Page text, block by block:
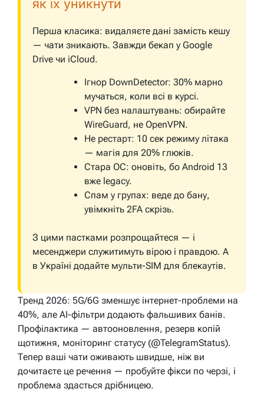
як їх уникнути
Перша класика: видаляєте дані замість кешу
— чати зникають. Завжди бекап у Google
Drive чи iCloud.
Ігнор DownDetector: 30% марно
мучаться, коли всі в курсі.
VPN без налаштувань: обирайте
WireGuard, не OpenVPN.
Не рестарт: 10 сек режиму літака
— магія для 20% глюків.
Стара ОС: оновіть, бо Android 13
вже legacy.
Спам у групах: веде до бану,
увімкніть 2FA скрізь.
З цими пастками розпрощайтеся — і
месенджери служитимуть вірою і правдою. А
в Україні додайте мульти-SIM для блекаутів.
Тренд 2026: 5G/6G зменшує інтернет-проблеми на
40%, але AI-фільтри додають фальшивих банів.
Профілактика — автооновлення, резерв копій
щотижня, моніторинг статусу (@TelegramStatus).
Тепер ваші чати оживають швидше, ніж ви
дочитаєте це речення — пробуйте фікси по черзі, і
проблема здасться дрібницею.